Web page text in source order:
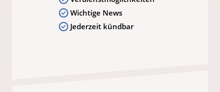
Wichtige News
Jederzeit kündbar